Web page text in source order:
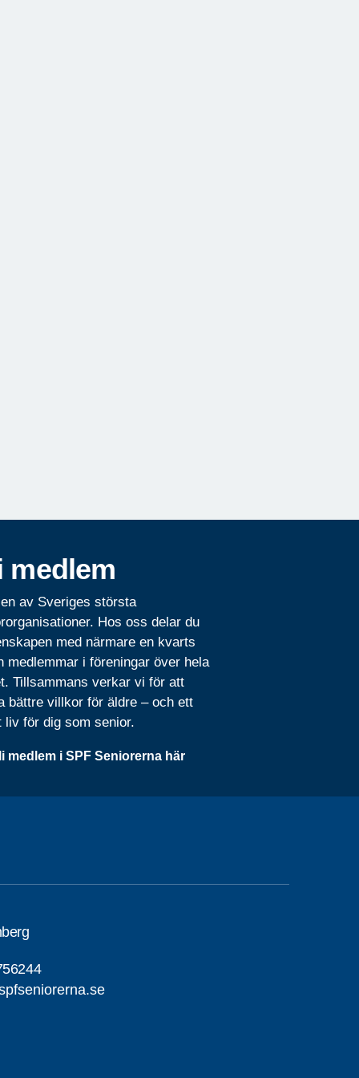
medlem
av Sveriges största
Hos oss delar du
med närmare en kvarts
medlemmar i föreningar över hela
Tillsammans verkar vi för att
bättre villkor för äldre – och ett
liv för dig som senior.
medlem i SPF Seniorerna här